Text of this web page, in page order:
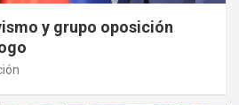
y grupo oposición